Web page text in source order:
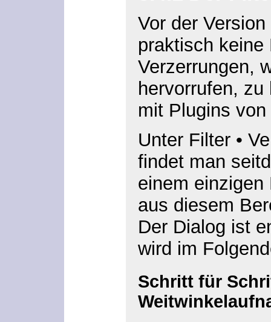
Vor der
praktisch keine
Verzerrungen,
hervorrufen,
mit Plugins
Unter Filter •
findet man
einem
aus diesem
Der Dialog ist
wird im
Schritt für